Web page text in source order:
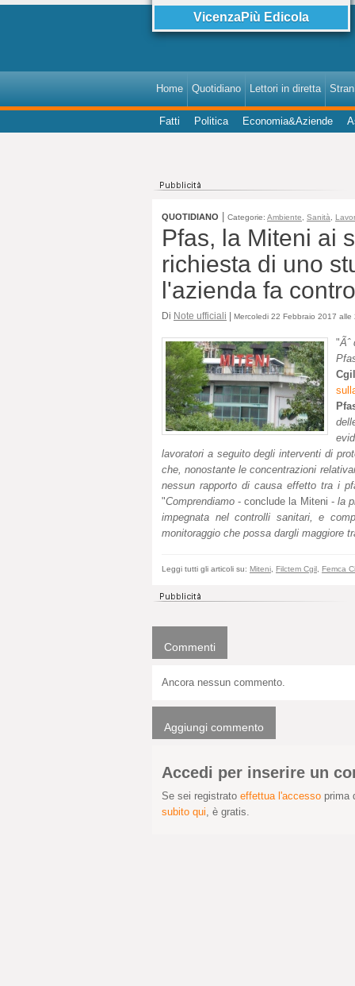
VicenzaPiù Edicola
Home Quotidiano Lettori in diretta
Fatti Politica Economia&Aziende
QUOTIDIANO Categorie: Ambiente Sanità
Pfas, la Miteni ai
richiesta di uno
l'azienda fa
Di Note ufficiali | Mercoledi 22 Febbraio 2017 alle
"Ãˆ
lavoratori a seguito degli interventi di
che, nonostante le concentrazioni
nessun rapporto di causa effetto tra i
"Comprendiamo- conclude la Miteni - la
impegnata nel controlli sanitari, e
monitoraggio che possa dargli maggiore
Leggi tutti gli articoli su: Miteni Filctem Cgil Femca
Commenti
Ancora nessun commento.
Aggiungi commento
Accedi per inserire un
Se sei registrato effettua l'accesso prima
subito qui, è gratis.